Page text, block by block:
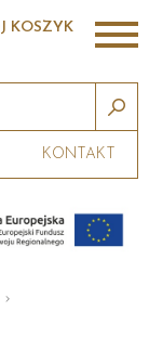
KOSZYK
KONTAKT
›